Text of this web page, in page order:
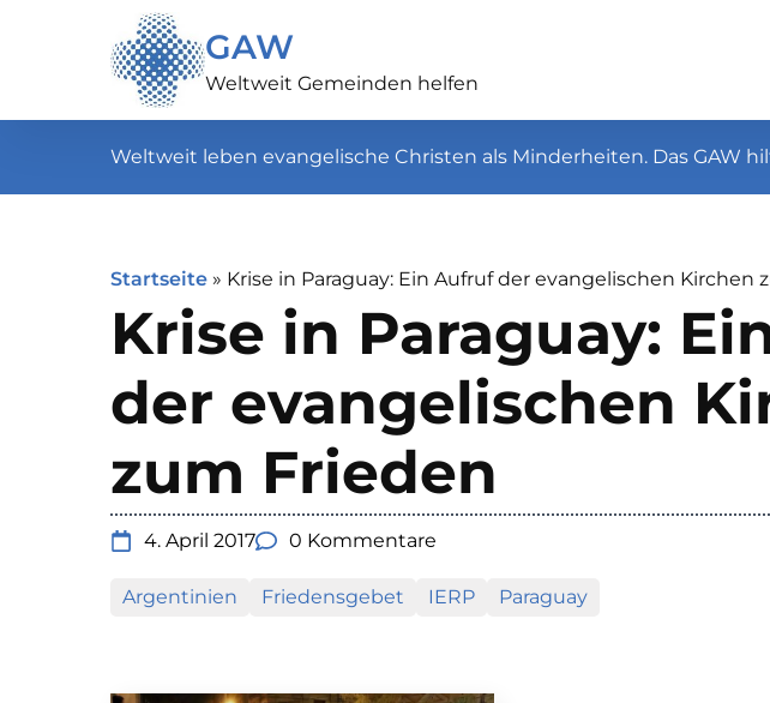
GAW
Weltweit Gemeinden helfen
Weltweit leben evangelische Christen als Minderheiten. Das GAW
Startseite » Krise in Paraguay: Ein Aufruf der evangelischen Kirchen
Krise in Paraguay:
der evangelischen
zum Frieden
4. April 2017 0 Kommentare
Argentinien Friedensgebet IERP Paraguay